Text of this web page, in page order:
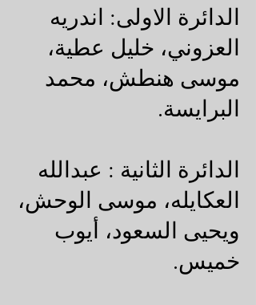
الدائرة الاولى: اندريه
العزوني، خليل عطية،
موسى هنطش، محمد
البرايسة.
الدائرة الثانية : عبدالله
العكايله، موسى الوحش،
ويحيى السعود، أيوب
خميس.